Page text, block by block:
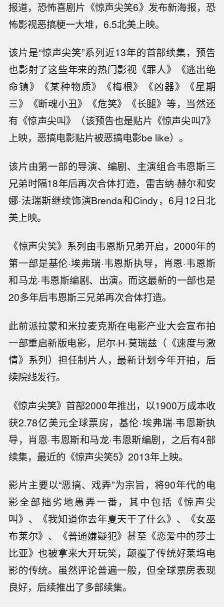
报道，恐怖喜剧片《惊声尖笑6》发布新海报，恐
怖影视恶搞梗一大堆，6.5北美上映。
该片是“惊声尖笑”系列近13年的首部续集，预告
也影射了这些年来的热门影视《罪人》《逃出绝
命镇》《某种物质》《梅根》《凶器》《星期
三》《断魂小丑》《危笑》《长腿》等，当然还
有《惊声尖叫》（该预告也是贴片《惊声尖叫7》
上映，恶搞电影贴片被恶搞电影be like）。
该片由第一部的导演、编剧、主演组合韦恩斯三
兄弟时隔18年后再次合体打造，雷吉纳·赫尔和安
娜·法瑞斯继续饰演Brenda和Cindy，6月12日北
美上映。
《惊声尖笑》系列由韦恩斯兄弟开启，2000年的
第一部是基伦·埃弗瑞·韦恩斯执导，肖恩·韦恩斯
和马龙·韦恩斯编剧、出演。而这最新的一部也是
20多年后韦恩斯三兄弟再次合体打造。
此前派拉蒙和米拉麦克斯在电影产业大会宣布拍
一部重启新版电影，尼尔·H·莫瑞兹（《速度与激
情》系列）担任制片人，最新计划今年开拍，后
续院线发行。
《惊声尖笑》首部2000年推出，以1900万成本收
获2.78亿美元全球票房，基伦·埃弗瑞·韦恩斯执
导，肖恩·韦恩斯和马龙·韦恩斯编剧，之后有4部
续集，最近的《惊声尖笑5》2013年上映。
影片主要以“恶搞、戏弄”为宗旨，将90年代的电
影全部拙劣地愚弄一番，其中包括《惊声尖
叫》、《我知道你去年夏天干了什么》、《女巫
布莱尔》、《普通嫌疑犯》甚至《恋爱中的莎士
比亚》也被拿来大开玩笑，颠覆了传统好莱坞电
影的传统。虽然评论普遍一般，但全球票房表现
良好，后续推出了多部续集。